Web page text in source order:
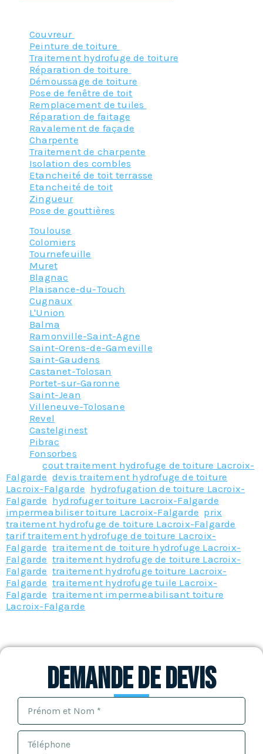
Couvreur
Peinture de toiture
Traitement hydrofuge de toiture
Réparation de toiture
Démoussage de toiture
Pose de fenêtre de toit
Remplacement de tuiles
Réparation de faitage
Ravalement de façade
Charpente
Traitement de charpente
Isolation des combles
Etancheité de toit terrasse
Etancheité de toit
Zingueur
Pose de gouttières
Toulouse
Colomiers
Tournefeuille
Muret
Blagnac
Plaisance-du-Touch
Cugnaux
L'Union
Balma
Ramonville-Saint-Agne
Saint-Orens-de-Gameville
Saint-Gaudens
Castanet-Tolosan
Portet-sur-Garonne
Saint-Jean
Villeneuve-Tolosane
Revel
Castelginest
Pibrac
Fonsorbes
Taggedcout traitement hydrofuge de toiture Lacroix-
Falgarde ,devis traitement hydrofuge de toiture
Lacroix-Falgarde hydrofugation de toiture Lacroix-
Falgarde hydrofuger toiture Lacroix-Falgarde
impermeabiliser toiture Lacroix-Falgarde prix
traitement hydrofuge de toiture Lacroix-Falgarde
tarif traitement hydrofuge de toiture Lacroix-
Falgarde ,traitement de toiture hydrofuge Lacroix-
Falgarde ,traitement hydrofuge de toiture Lacroix-
Falgarde ,traitement hydrofuge toiture Lacroix-
Falgarde ,traitement hydrofuge tuile Lacroix-
Falgarde ,traitement impermeabilisant toiture
Lacroix-Falgarde
Demande de devis